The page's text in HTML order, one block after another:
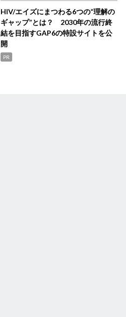
HIV/エイズにまつわる6つの“理解の
ギャップ”とは？ 2030年の流行終
結を目指すGAP6の特設サイトを公
開
PR